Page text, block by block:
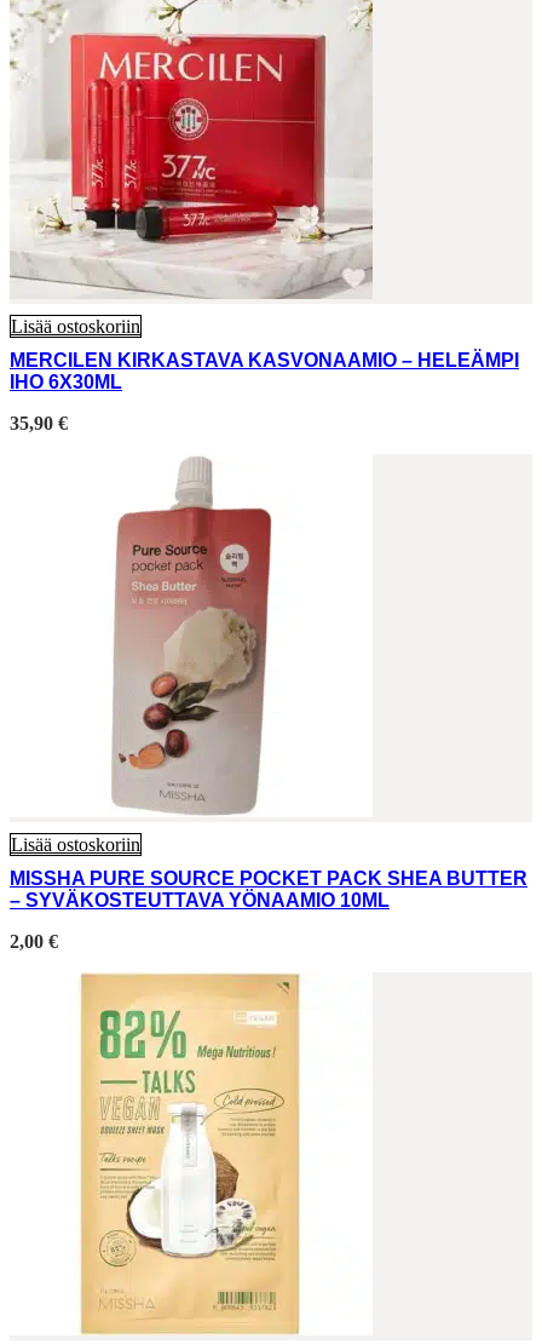
Lisää ostoskoriin
MERCILEN KIRKASTAVA KASVONAAMIO – HELEÄMPI
IHO 6X30ML
35,90 €
Lisää ostoskoriin
MISSHA PURE SOURCE POCKET PACK SHEA BUTTER
– SYVÄKOSTEUTTAVA YÖNAAMIO 10ML
2,00 €